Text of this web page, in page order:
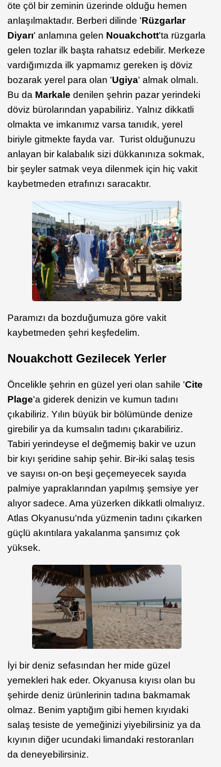
öte çöl bir zeminin üzerinde olduğu hemen
anlaşılmaktadır. Berberi dilinde 'Rüzgarlar
Diyarı' anlamına gelen Nouakchott'ta rüzgarla
gelen tozlar ilk başta rahatsız edebilir. Merkeze
vardığımızda ilk yapmamız gereken iş döviz
bozarak yerel para olan 'Ugiya' almak olmalı.
Bu da Markale denilen şehrin pazar yerindeki
döviz bürolarından yapabiliriz. Yalnız dikkatli
olmakta ve imkanımız varsa tanıdık, yerel
biriyle gitmekte fayda var. Turist olduğunuzu
anlayan bir kalabalık sizi dükkanınıza sokmak,
bir şeyler satmak veya dilenmek için hiç vakit
kaybetmeden etrafınızı saracaktır.
Paramızı da bozduğumuza göre vakit
kaybetmeden şehri keşfedelim.
Nouakchott Gezilecek Yerler
Öncelikle şehrin en güzel yeri olan sahile 'Cite
Plage'a giderek denizin ve kumun tadını
çıkabiliriz. Yılın büyük bir bölümünde denize
girebilir ya da kumsalın tadını çıkarabiliriz.
Tabiri yerindeyse el değmemiş bakir ve uzun
bir kıyı şeridine sahip şehir. Bir-iki salaş tesis
ve sayısı on-on beşi geçemeyecek sayıda
palmiye yapraklarından yapılmış şemsiye yer
alıyor sadece. Ama yüzerken dikkatli olmalıyız.
Atlas Okyanusu'nda yüzmenin tadını çıkarken
güçlü akıntılara yakalanma şansımız çok
yüksek.
İyi bir deniz sefasından her mide güzel
yemekleri hak eder. Okyanusa kıyısı olan bu
şehirde deniz ürünlerinin tadına bakmamak
olmaz. Benim yaptığım gibi hemen kıyıdaki
salaş tesiste de yemeğinizi yiyebilirsiniz ya da
kıyının diğer ucundaki limandaki restoranları
da deneyebilirsiniz.